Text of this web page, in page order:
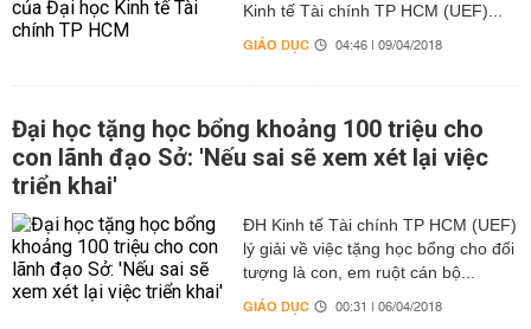
Kinh tế Tài chính TP HCM (UEF)...
GIÁO DỤC 04:46 | 09/04/2018
Đại học tặng học bổng khoảng 100 triệu cho
con lãnh đạo Sở: 'Nếu sai sẽ xem xét lại việc
triển khai'
ĐH Kinh tế Tài chính TP HCM (UEF)
lý giải về việc tặng học bổng cho đối
tượng là con, em ruột cán bộ...
GIÁO DỤC 00:31 | 06/04/2018